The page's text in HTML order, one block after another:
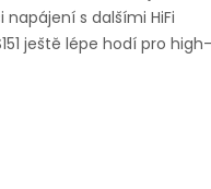
s dalšími HiFi
ještě lépe hodí pro high-